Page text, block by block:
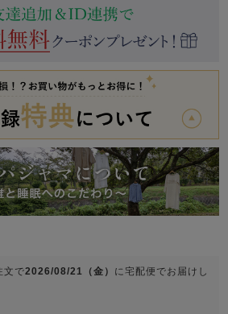
秋
ーイズパジャマ
の生地一覧はこちら
務衣
羽織・バスロ
ーブ
ズ長袖 ガールズ半袖 ワンピース
文で2026/08/21（金） に宅配便 でお届けし